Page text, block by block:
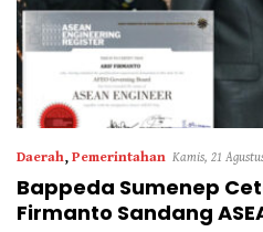
Daerah, Pemerintahan Kamis, 21
Bappeda Sumenep
Firmanto Sandang